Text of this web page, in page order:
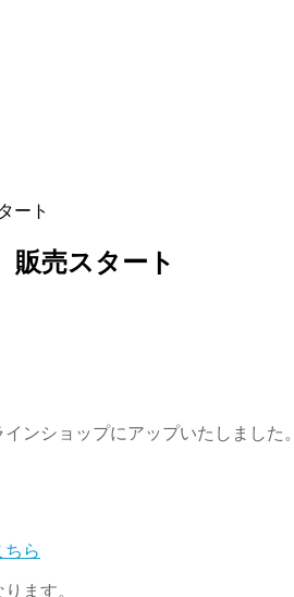
ート
売スタート
ンショップにアップいたしました。
ら
ます。